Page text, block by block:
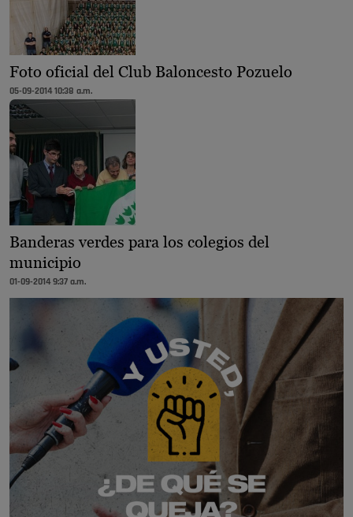
Foto oficial del Club Baloncesto Pozuelo
05-09-2014 10:38 a.m.
Banderas verdes para los colegios del
municipio
01-09-2014 9:37 a.m.